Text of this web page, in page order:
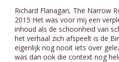
Richard Flanagan, The Narrow
2015 Het was voor mij een
inhoud als de schoonheid van
het verhaal zich afspeelt is de
eigenlijk nog nooit iets over
was dan ook die context nog